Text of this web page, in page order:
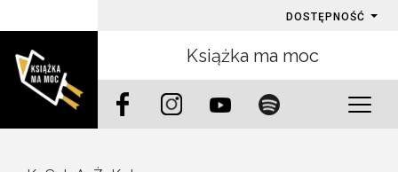
DOSTĘPNOŚĆ
Książka ma moc